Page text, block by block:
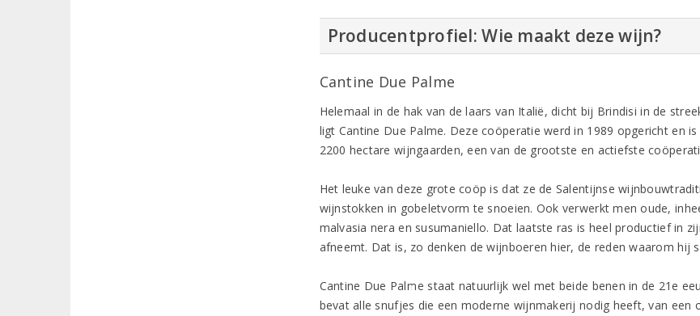
Producentprofiel: Wie maakt deze wijn?
Cantine Due Palme
Helemaal in de hak van de laars van Italië, dicht bij Brindisi in de
ligt Cantine Due Palme. Deze coöperatie werd in 1989 opgericht en
2200 hectare wijngaarden, een van de grootste en actiefste
Het leuke van deze grote coöp is dat ze de Salentijnse
wijnstokken in gobeletvorm te snoeien. Ook verwerkt men oude,
malvasia nera en susumaniello. Dat laatste ras is heel productief in
afneemt. Dat is, zo denken de wijnboeren hier, de reden waarom hij
Cantine Due Palme staat natuurlijk wel met beide benen in de 21e
bevat alle snufjes die een moderne wijnmakerij nodig heeft, van